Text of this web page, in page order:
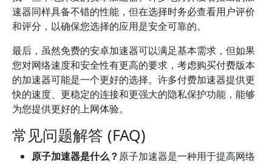
速器同样具备不错的性能，但在选择时务必查看用户评价
和评分，以确保您选择的应用是安全可靠的。
最后，虽然免费的安卓加速器可以满足基本需求，但如果
您对网络速度和安全性有更高的要求，考虑购买付费版本
的加速器可能是一个更好的选择。许多付费加速器提供更
快的速度、更稳定的连接和更强大的隐私保护功能，能够
为您提供更好的上网体验。
常见问题解答 (FAQ)
原子加速器是什么？原子加速器是一种用于提高网络